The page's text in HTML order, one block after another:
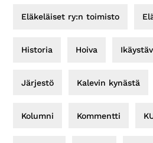
Eläkeläiset ry:n toimisto
Historia Hoiva
Järjestö Kalevin kynästä
Kolumni Kommentti